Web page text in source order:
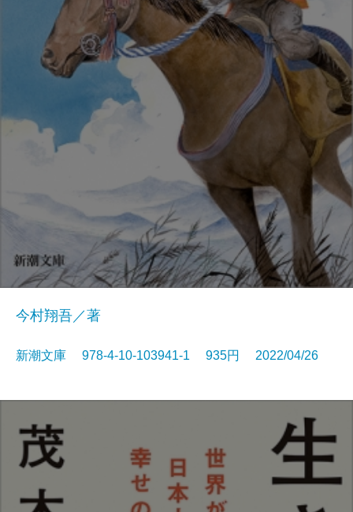
今村翔吾／著
新潮文庫 978-4-10-103941-1 935円 2022/04/26